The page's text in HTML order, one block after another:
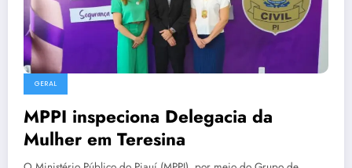
GERAL
MPPI inspeciona Delegacia da
Mulher em Teresina